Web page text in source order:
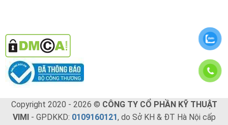
Copyright 2020 - 2026 © CÔNG TY CỔ PHẦN KỸ THUẬT
VIMI- GPDKKD: 0109160121, do Sở KH & ĐT Hà Nội cấp